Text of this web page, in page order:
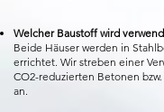
Welcher Baustoff wird
Beide Häuser werden in
errichtet. Wir streben einer
CO2-reduzierten Betonen
an.